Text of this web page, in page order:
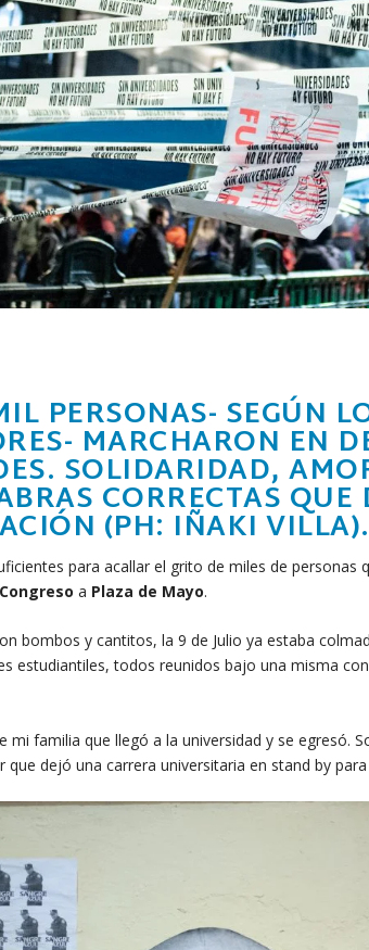
PERSONAS- SEGÚN
MARCHARON EN
SOLIDARIDAD,
CORRECTAS
(PH: IÑAKI VILLA).
para acallar el grito de miles de personas
Congreso a Plaza de Mayo.
bombos y cantitos, la 9 de Julio ya estaba
estudiantiles, todos reunidos bajo una misma
mi familia que llegó a la universidad y se egresó.
que dejó una carrera universitaria en stand by